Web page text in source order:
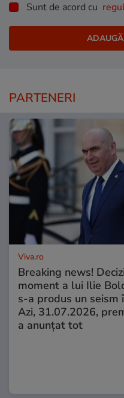
Sunt de acord cu
PARTENERI
Viva.ro
Breaking news!
moment a lui Ilie
s-a produs un seism
Azi, 31.07.2026,
a anunțat tot